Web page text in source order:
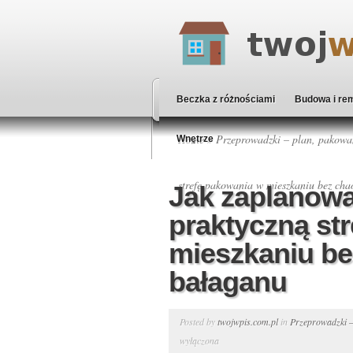
Beczka z różnościami Budowa i
Wnętrze
Home»Przeprowadzki – plan,
strefę pakowania w mieszkaniu bez
Jak
praktyczną
mieszkaniu
bałaganu
Posted bytwojwpis.com.plin Przeprowadzki
wyłączona